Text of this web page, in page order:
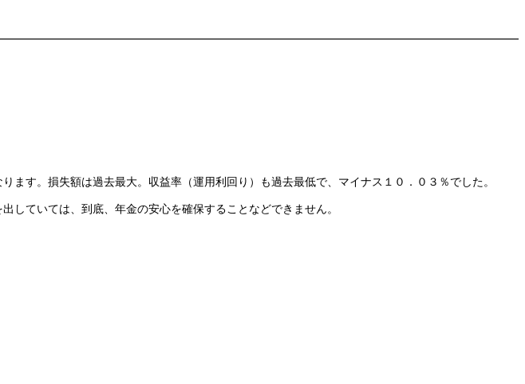
す。損失額は過去最大。収益率（運用利回り）も過去最低で、マイナス１０．０３％でした。
ていては、到底、年金の安心を確保することなどできません。